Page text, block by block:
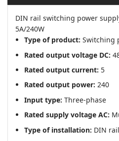
DIN rail switching power
5A/240W
Type of product: Switching
Rated output voltage DC:
Rated output current: 5
Rated output power: 240
Input type: Three-phase
Rated supply voltage AC:
Type of installation: DIN